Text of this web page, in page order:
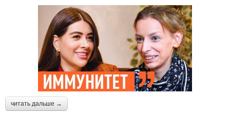
читать дальше →